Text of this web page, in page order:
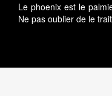
Le phoenix est le
Ne pas oublier de le